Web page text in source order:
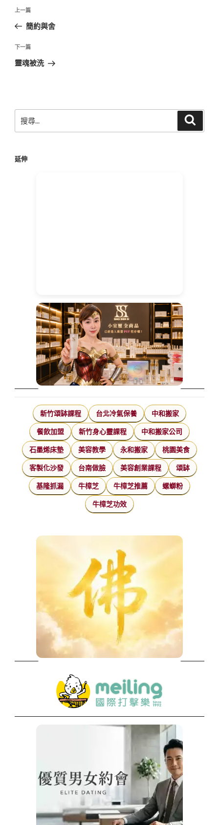
文
導
覽
上
一
文
章
上一篇
簡約與舍
下
一
下一篇
靈魂被洗
尋
字:
延伸
新竹頌缽課程 台北冷氣保養 中和搬家
餐飲加盟 新竹身心靈課程 中和搬家公司
石墨烯床墊 美容教學 永和搬家 桃園美食
客製化沙發 台南做臉 美容創業課程 頌缽
基隆抓漏 牛樟芝 牛樟芝推薦 螺螄粉
牛樟芝功效